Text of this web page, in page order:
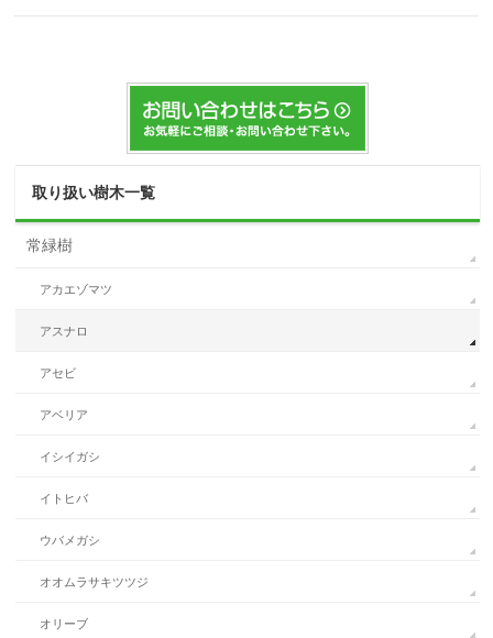
取り扱い樹木一覧
常緑樹
アカエゾマツ
アスナロ
アセビ
アベリア
イシイガシ
イトヒバ
ウバメガシ
オオムラサキツツジ
オリーブ